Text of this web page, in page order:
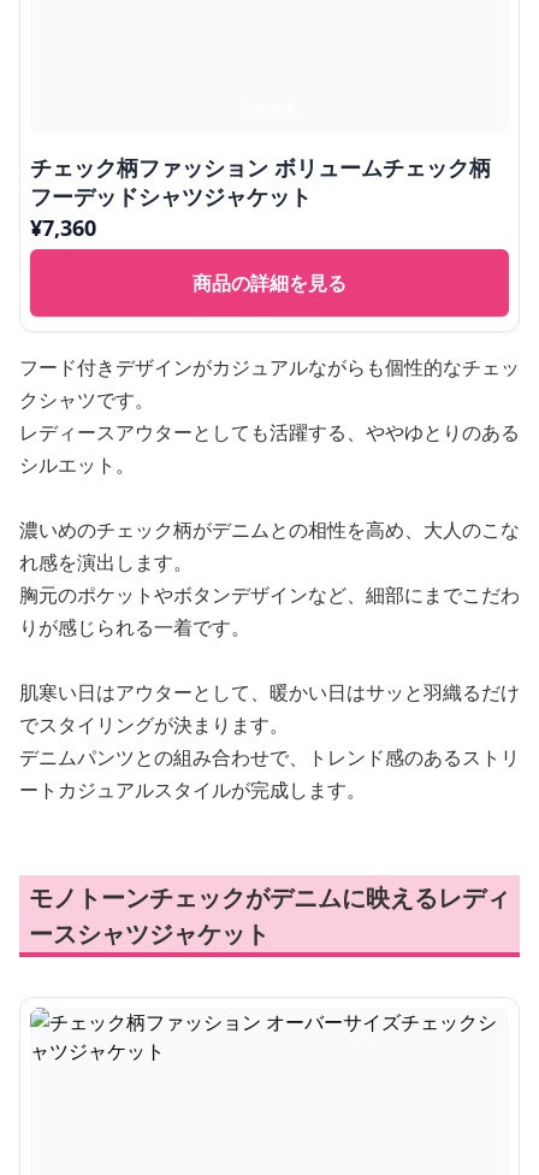
チェック柄ファッション ボリュームチェック柄
フーデッドシャツジャケット
¥7,360
商品の詳細を見る
フード付きデザインがカジュアルながらも個性的なチェッ
クシャツです。
レディースアウターとしても活躍する、ややゆとりのある
シルエット。
濃いめのチェック柄がデニムとの相性を高め、大人のこな
れ感を演出します。
胸元のポケットやボタンデザインなど、細部にまでこだわ
りが感じられる一着です。
肌寒い日はアウターとして、暖かい日はサッと羽織るだけ
でスタイリングが決まります。
デニムパンツとの組み合わせで、トレンド感のあるストリ
ートカジュアルスタイルが完成します。
モノトーンチェックがデニムに映えるレディ
ースシャツジャケット